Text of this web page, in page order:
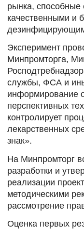
рынка, способные
качественными и
Эксперимент
Минпромторга,
службы, ФСА и
информирование
перспективных
контролирует
лекарственных
знак».
На Минпромторг
разработки и
реализации
методическими
рассмотрение
Оценка первых